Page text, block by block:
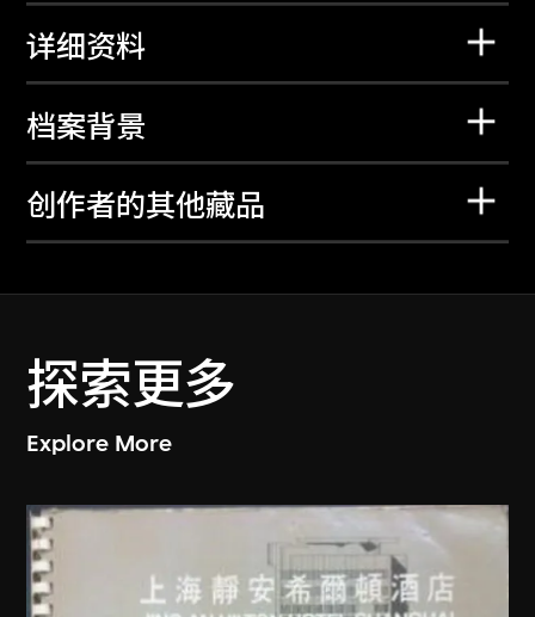
详细资料
档案背景
创作者的其他藏品
探索更多
Explore More